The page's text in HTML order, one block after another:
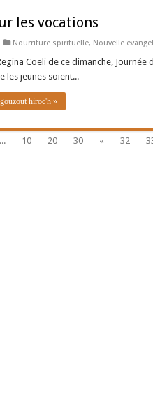
les vocations
Nourriture spirituelle, Nouvelle
Coeli de ce dimanche,
les jeunes soient...
hiroc'h »
... 10 20 30 « 32